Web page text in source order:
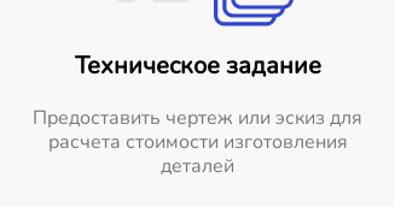
Техническое задание
Предоставить чертеж или эскиз для
расчета стоимости изготовления
деталей